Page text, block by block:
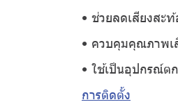
• ช่วยลดเสียงสะ
• ควบคุมคุณภาพเ
• ใช้เป็นอุปกรณ์ต
การติดตั้ง